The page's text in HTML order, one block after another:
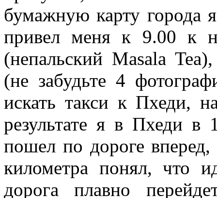
бумажную карту города
привел меня к 9.00 к
(непальский Masala
(не забудьте 4
искать такси к Пхеди,
результате я в Пхеди
пошел по дороге
километра понял, что
дорога плавно